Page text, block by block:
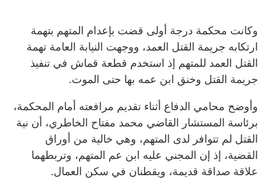
وكانت محكمة درجة أولى قضت بإعدام المتهم بتهمة
ارتكابه جريمة القتل العمد، ووجهت النيابة العامة تهمة
القتل العمد للمتهم إذ استخدم قطعة قماش في تنفيذ
جريمة القتل وخنق ابن عمه بها حتى الموت.
وأوضح محامي الدفاع أثناء تقديم مرافعته أمام المحكمة،
برئاسة المستشار القاضي محمد مفتاح الخاطري، أن نية
القتل لم تتوافر لدى المتهم، وهي خالية من أوراق
القضية، إذ إن المجني عليه ابن عم المتهم، وتربطهما
علاقة صداقة قديمة، ويقطنان في سكن العمال.